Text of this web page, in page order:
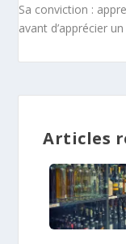
Sa conviction :
avant d’apprécier
Articles